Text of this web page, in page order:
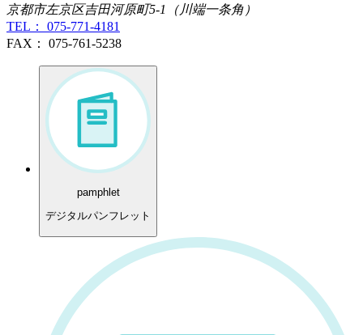
京都市左京区吉田河原町5-1（川端一条角）
TEL： 075-771-4181
FAX： 075-761-5238
pamphlet
デジタルパンフレット